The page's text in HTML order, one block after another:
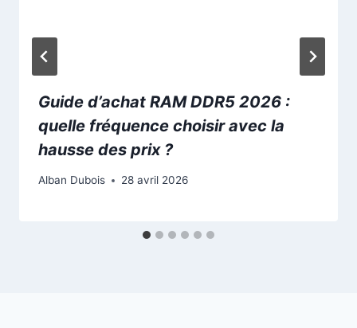
Guide d’achat RAM DDR5 2026 :
quelle fréquence choisir avec la
hausse des prix ?
Alban Dubois 28 avril 2026